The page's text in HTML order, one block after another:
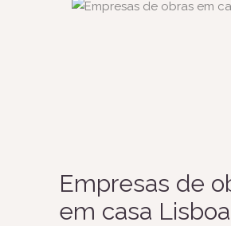
Empresas de
em casa Lisboa